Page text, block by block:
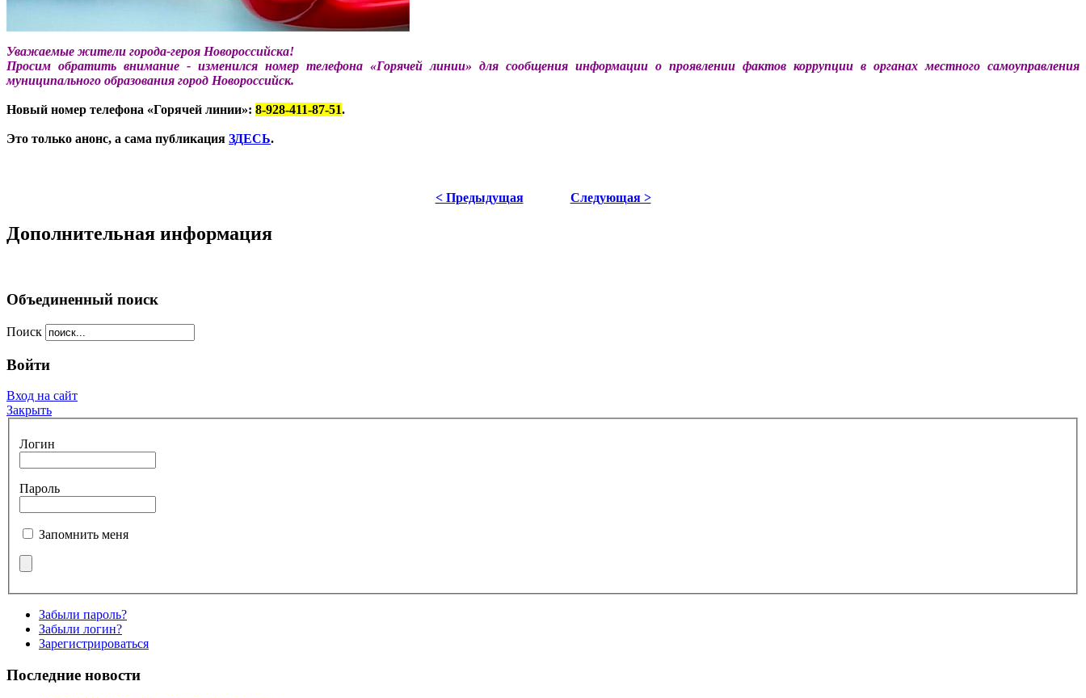
Уважаемые жители города-героя Новороссийска!
Просим обратить внимание - изменился номер телефона «Горячей линии» для сообщения информации о проявлении фактов коррупции в органах местного самоуправления
муниципального образования город Новороссийск.
Новый номер телефона «Горячей линии»: 8-928-411-87-51.
Это только анонс, а сама публикация ЗДЕСЬ.
< Предыдущая Следующая >
Дополнительная информация
Объединенный поиск
Поиск
Войти
Вход на сайт
Закрыть
Логин
Пароль
Запомнить меня
Забыли пароль?
Забыли логин?
Зарегистрироваться
Последние новости